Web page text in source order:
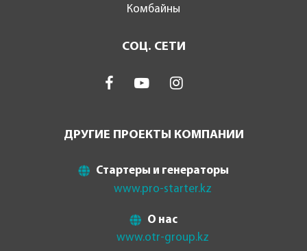
Комбайны
СОЦ. СЕТИ
ДРУГИЕ ПРОЕКТЫ КОМПАНИИ
Стартеры и генераторы
www.pro-starter.kz
О нас
www.otr-group.kz